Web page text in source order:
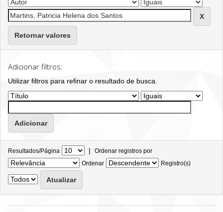
Retornar valores
Adicionar filtros:
Utilizar filtros para refinar o resultado de busca.
Resultados/Página | Ordenar registros por
Ordenar
Registro(s)